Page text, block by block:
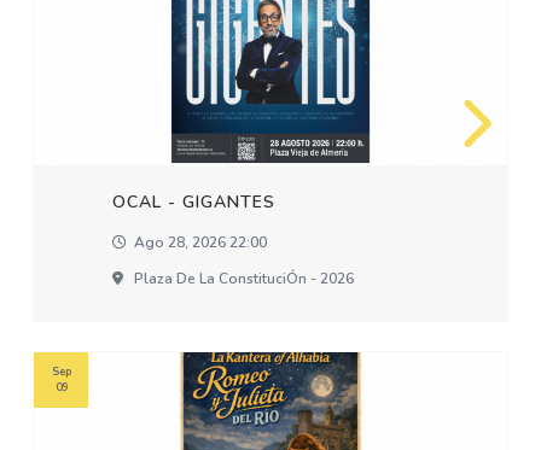
OCAL - GIGANTES
Ago 28, 2026 22:00
Plaza De La ConstituciÓn - 2026
Sep
09